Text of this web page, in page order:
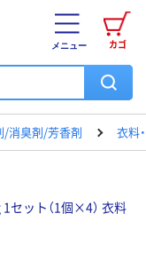
カゴ
メニュー
/消臭剤/芳香剤 衣料
セット（1個×4） 衣料